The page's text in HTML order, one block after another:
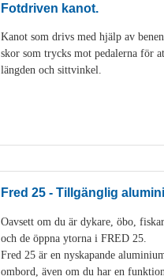
Fotdriven kanot.
Kanot som drivs med hjälp av
skor som trycks mot pedalerna för
längden och sittvinkel.
Fred 25 - Tillgänglig
Oavsett om du är dykare, öbo,
och de öppna ytorna i FRED 25.
Fred 25 är en nyskapande
ombord, även om du har en